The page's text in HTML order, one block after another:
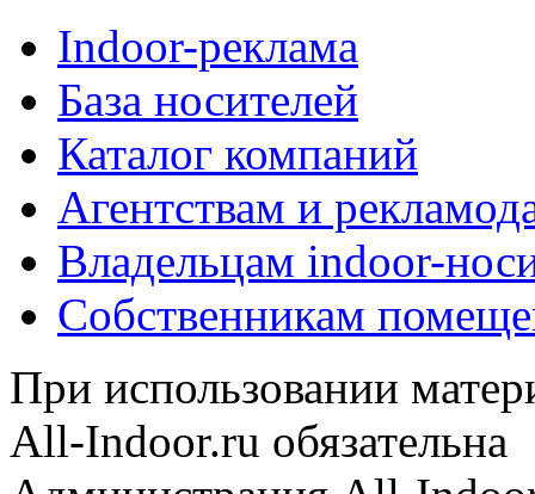
Indoor-реклама
База носителей
Каталог компаний
Агентствам и
Владельцам indoor-
Собственникам
При использовании
All-Indoor.ru обязательна